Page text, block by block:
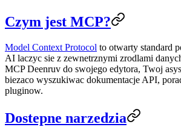
Czym jest MCP?
Model Context Protocol to otwarty standard
AI laczyc sie z zewnetrznymi zrodlami
MCP Deenruv do swojego edytora, Twoj
biezaco wyszukiwac dokumentacje API,
pluginow.
Dostepne narzedzia